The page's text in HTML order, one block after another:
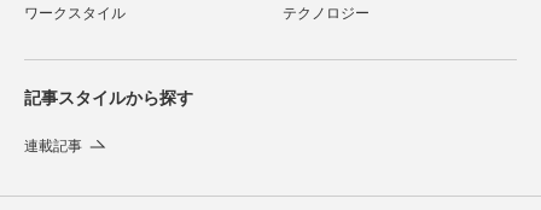
ワークスタイル テクノロジー
記事スタイルから探す
連載記事